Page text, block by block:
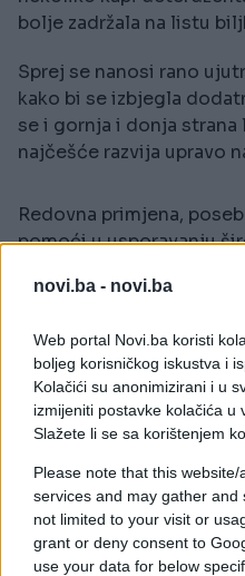
novi.ba - novi.ba
Web portal Novi.ba koristi
boljeg korisničkog iskustva i
Kolačići su anonimizirani i u
izmijeniti postavke kolačića u
Slažete li se sa korištenjem
Please note that this
services and may gather
not limited to your visit or
grant or deny consent to
use your data for below
bolje zadržala na listu
Sprej se nanosi rano
kako bi se izbjegla
se i gornja i donja
najčešće razvija upravo
Redovna primjena,
pomoći u usporavanju
biljke u ranim fazama
već proširi na stabljiku i
jače mjere zaštite.
Najvažnije je
zalivanje u korijen,
biljaka i uklanjanje
taj način paradajz ima
zdrav tokom sezone.